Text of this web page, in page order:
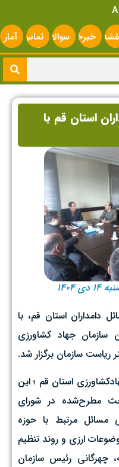
خبرخوانسوالات
متداول
تماس
با ما
آمار
استان قم با
۱۴۰۴
دامداران استان قم، با
سازمان جهاد کشاورزی
استان قم ؛ این
مطرح‌شده در شورای
مسائل مرتبط با حوزه
ارزی و روند تنظیم
چهرگانی رئیس سازمان